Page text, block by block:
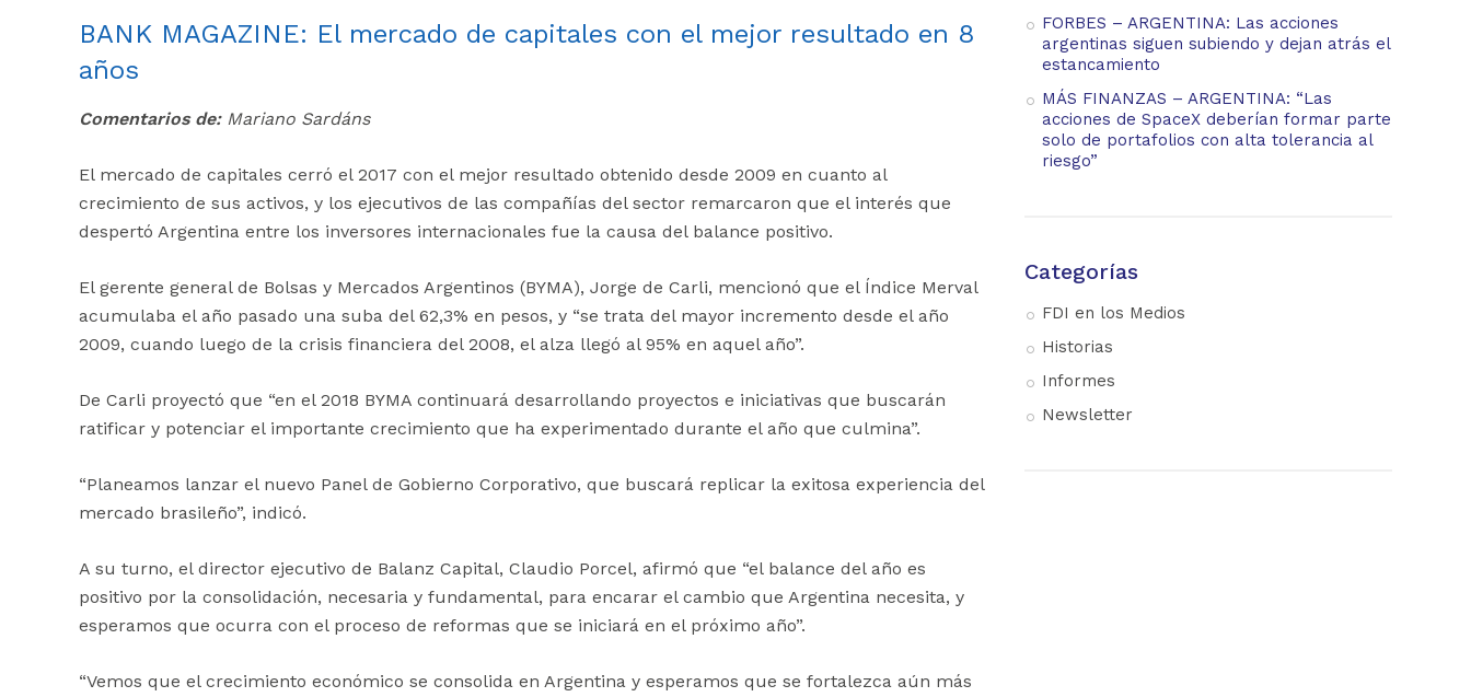
BANK MAGAZINE: El mercado de capitales con el mejor resultado en 8
años
Comentarios de:Mariano Sardáns
El mercado de capitales cerró el 2017 con el mejor resultado obtenido desde 2009 en cuanto al
crecimiento de sus activos, y los ejecutivos de las compañías del sector remarcaron que el interés que
despertó Argentina entre los inversores internacionales fue la causa del balance positivo.
El gerente general de Bolsas y Mercados Argentinos (BYMA), Jorge de Carli, mencionó que el Índice Merval
acumulaba el año pasado una suba del 62,3% en pesos, y “se trata del mayor incremento desde el año
2009, cuando luego de la crisis financiera del 2008, el alza llegó al 95% en aquel año”.
De Carli proyectó que “en el 2018 BYMA continuará desarrollando proyectos e iniciativas que buscarán
ratificar y potenciar el importante crecimiento que ha experimentado durante el año que culmina”.
“Planeamos lanzar el nuevo Panel de Gobierno Corporativo, que buscará replicar la exitosa experiencia del
mercado brasileño”, indicó.
A su turno, el director ejecutivo de Balanz Capital, Claudio Porcel, afirmó que “el balance del año es
positivo por la consolidación, necesaria y fundamental, para encarar el cambio que Argentina necesita, y
esperamos que ocurra con el proceso de reformas que se iniciará en el próximo año”.
“Vemos que el crecimiento económico se consolida en Argentina y esperamos que se fortalezca aún más
FORBES – ARGENTINA: Las acciones
argentinas siguen subiendo y dejan atrás el
estancamiento
MÁS FINANZAS – ARGENTINA: “Las
acciones de SpaceX deberían formar parte
solo de portafolios con alta tolerancia al
riesgo”
Categorías
FDI en los Medios
Historias
Informes
Newsletter